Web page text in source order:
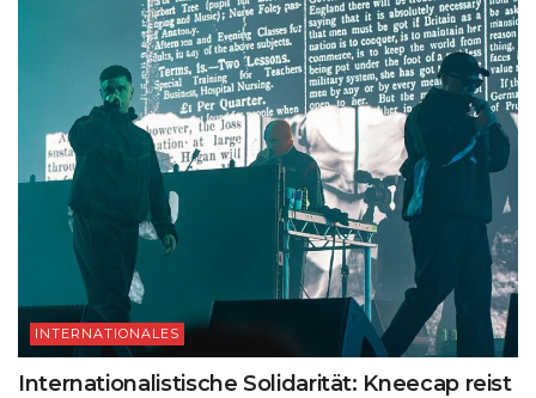
INTERNATIONALES
Internationalistische Solidarität: Kneecap reist